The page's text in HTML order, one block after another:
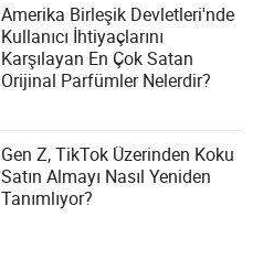
Amerika Birleşik Devletleri'nde
Kullanıcı İhtiyaçlarını
Karşılayan En Çok Satan
Orijinal Parfümler Nelerdir?
Gen Z, TikTok Üzerinden Koku
Satın Almayı Nasıl Yeniden
Tanımlıyor?